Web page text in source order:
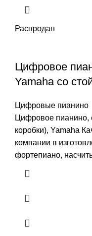
Распродан
Цифровое
Yamaha со
Цифровые пианино
Цифровое пианино,
коробки), Yamaha
компании в
фортепиано,